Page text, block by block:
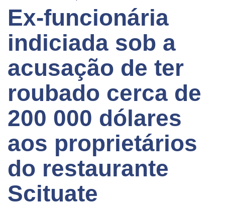
Ex-funcionária
indiciada sob a
acusação de ter
roubado cerca de
200 000 dólares
aos proprietários
do restaurante
Scituate